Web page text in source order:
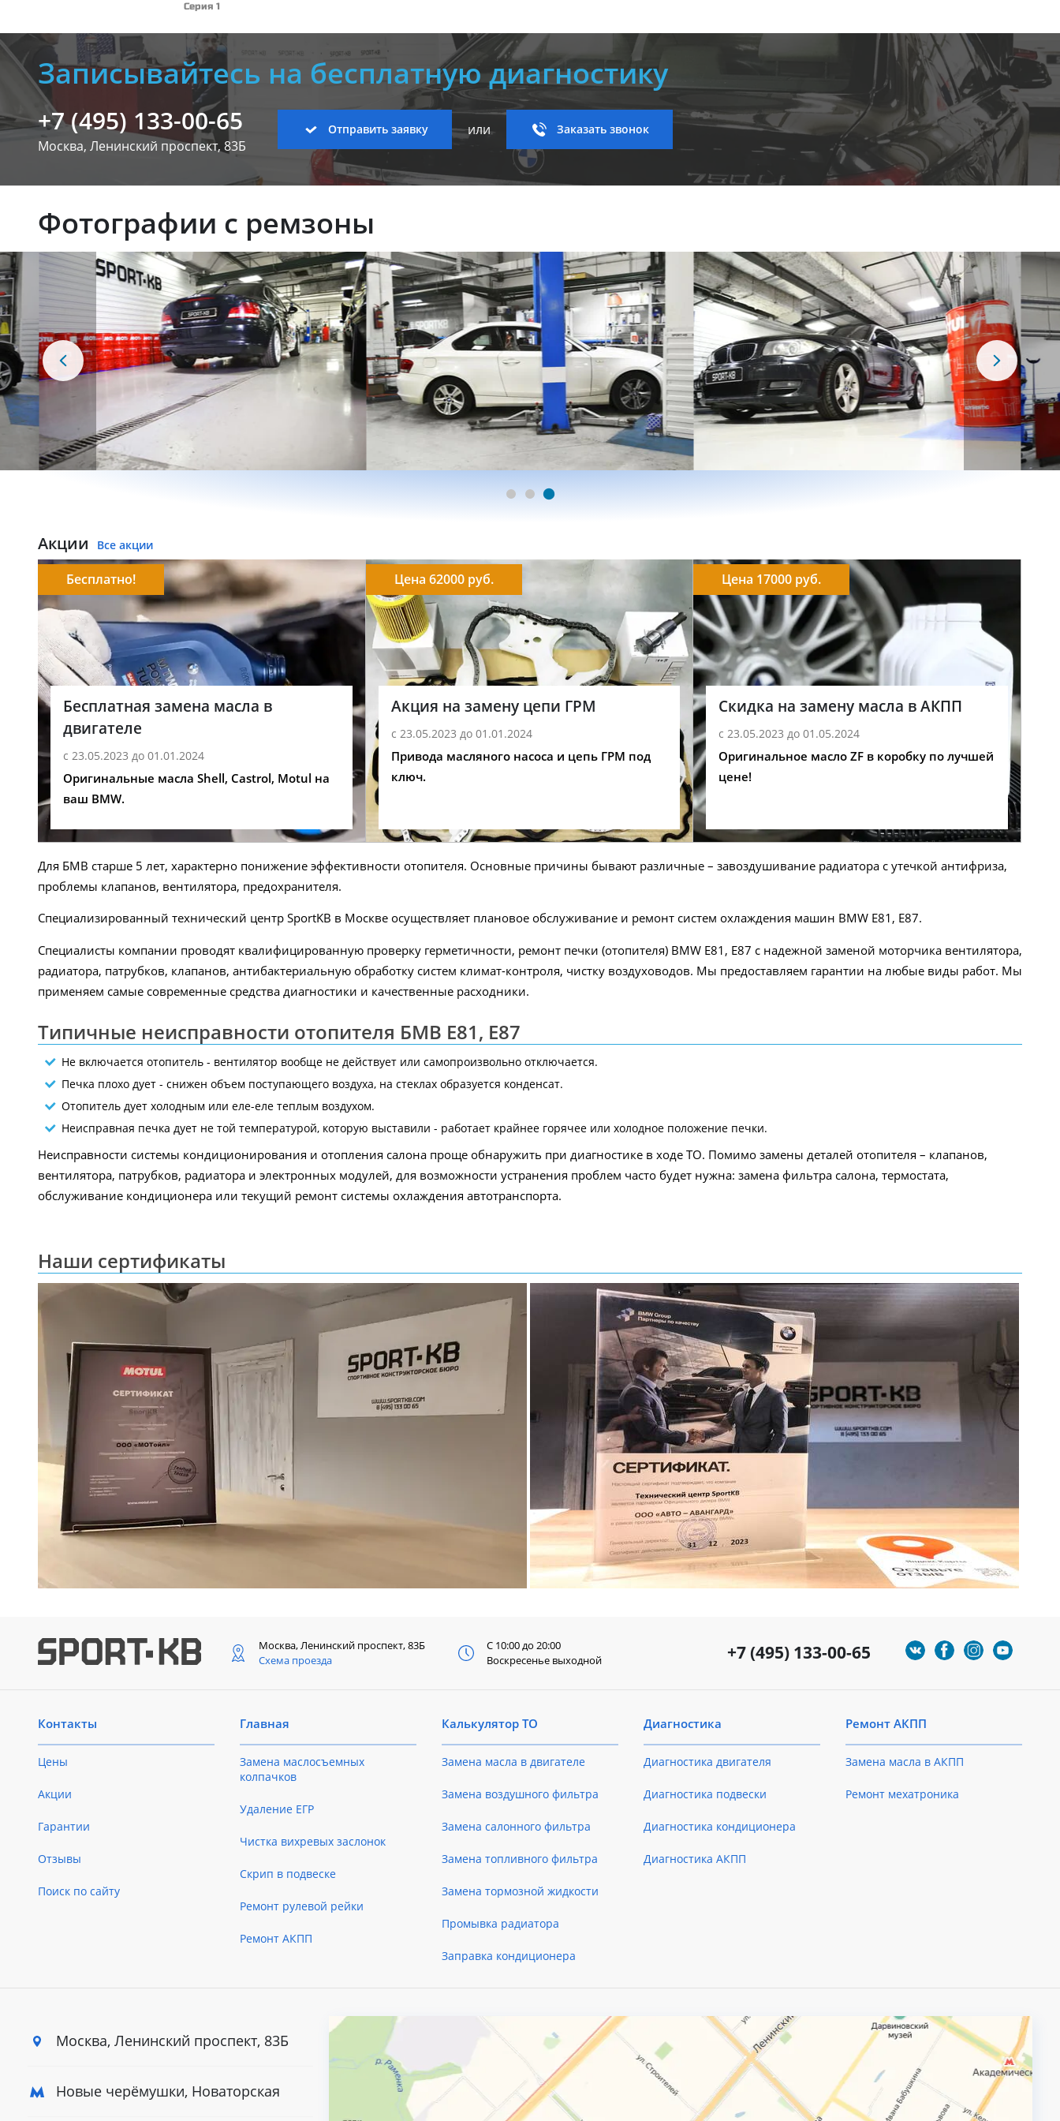
Серия 1
Записывайтесь на бесплатную диагностику
+7 (495) 133-00-65
Москва, Ленинский проспект, 83Б
Отправить заявку или Заказать звонок
Фотографии с ремзоны
Акции Все акции
Бесплатная замена масла в
двигателе
с 23.05.2023 до 01.01.2024
Бесплатно!
Оригинальные масла Shell, Castrol, Motul на
ваш BMW.
Акция на замену цепи ГРМ
с 23.05.2023 до 01.01.2024
Цена 62000 руб.
Привода масляного насоса и цепь ГРМ под
ключ.
Скидка на замену масла в АКПП
с 23.05.2023 до 01.05.2024
Цена 17000 руб.
Оригинальное масло ZF в коробку по лучшей
цене!
Для БМВ старше 5 лет, характерно понижение эффективности отопителя. Основные причины бывают различные – завоздушивание радиатора с утечкой антифриза,
проблемы клапанов, вентилятора, предохранителя.
Специализированный технический центр SportKB в Москве осуществляет плановое обслуживание и ремонт систем охлаждения машин BMW E81, E87.
Специалисты компании проводят квалифицированную проверку герметичности, ремонт печки (отопителя) BMW E81, E87 с надежной заменой моторчика вентилятора,
радиатора, патрубков, клапанов, антибактериальную обработку систем климат-контроля, чистку воздуховодов. Мы предоставляем гарантии на любые виды работ. Мы
применяем самые современные средства диагностики и качественные расходники.
Типичные неисправности отопителя БМВ E81, E87
Не включается отопитель - вентилятор вообще не действует или самопроизвольно отключается.
Печка плохо дует - снижен объем поступающего воздуха, на стеклах образуется конденсат.
Отопитель дует холодным или еле-еле теплым воздухом.
Неисправная печка дует не той температурой, которую выставили - работает крайнее горячее или холодное положение печки.
Неисправности системы кондиционирования и отопления салона проще обнаружить при диагностике в ходе ТО. Помимо замены деталей отопителя – клапанов,
вентилятора, патрубков, радиатора и электронных модулей, для возможности устранения проблем часто будет нужна: замена фильтра салона, термостата,
обслуживание кондиционера или текущий ремонт системы охлаждения автотранспорта.
Наши сертификаты
+7 (495) 133-00-65
Москва, Ленинский проспект, 83Б
Схема проезда
С 10:00 до 20:00
Воскресенье выходной
Контакты
Цены
Акции
Гарантии
Отзывы
Поиск по сайту
Главная
Замена маслосъемных
колпачков
Удаление ЕГР
Чистка вихревых заслонок
Скрип в подвеске
Ремонт рулевой рейки
Ремонт АКПП
Калькулятор ТО
Замена масла в двигателе
Замена воздушного фильтра
Замена салонного фильтра
Замена топливного фильтра
Замена тормозной жидкости
Промывка радиатора
Заправка кондиционера
Диагностика
Диагностика двигателя
Диагностика подвески
Диагностика кондиционера
Диагностика АКПП
Ремонт АКПП
Замена масла в АКПП
Ремонт мехатроника
Москва, Ленинский проспект, 83Б
Новые черёмушки, Новаторская